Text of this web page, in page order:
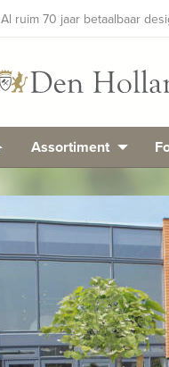
Al ruim 70 jaar betaalbaar
Assortiment